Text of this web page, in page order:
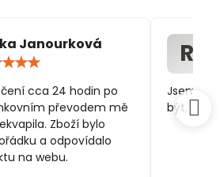
Janourková
/
5
cca 24 hodin po
převodem mě
Zboží bylo
a odpovídalo
na webu.
R
Jsem
být.